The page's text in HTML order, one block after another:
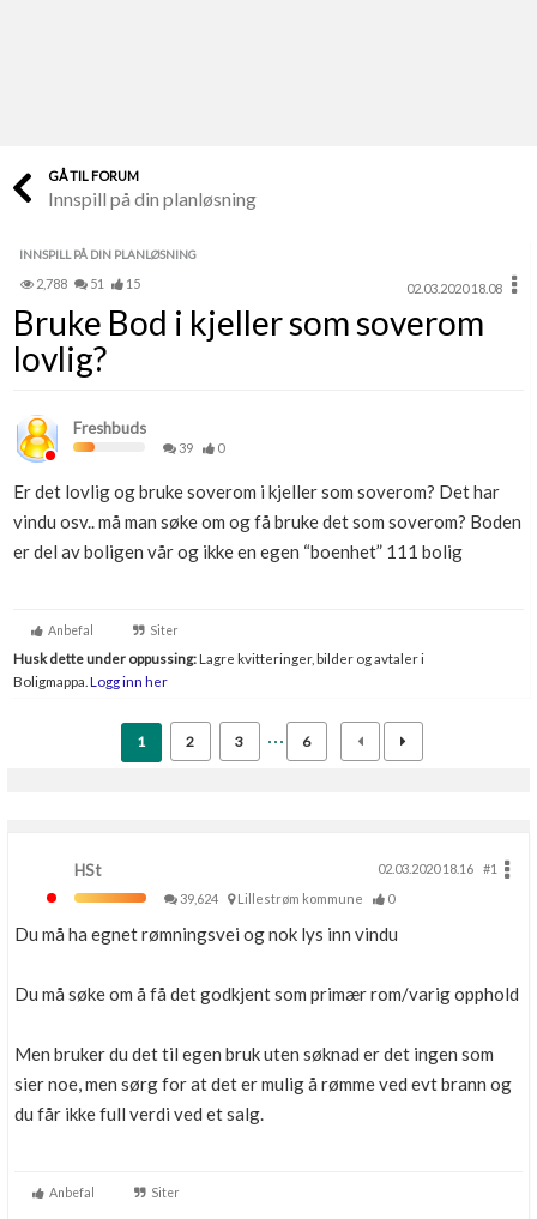
Finn håndverkere
Papirer som mangler
Skaff dokumentasjon som mangler
Kundeservice
Se din bolig? Klikk her
Boligmappa+
GÅ TIL FORUM
Innspill på din planløsning
INNSPILL PÅ DIN PLANLØSNING
2,788 51 15 02.03.2020 18.08
Bruke Bod i kjeller som soverom
lovlig?
Freshbuds
39 0
Er det lovlig og bruke soverom i kjeller som soverom? Det har
vindu osv.. må man søke om og få bruke det som soverom? Boden
er del av boligen vår og ikke en egen “boenhet” 111 bolig
Anbefal Siter
Husk dette under oppussing:Lagre kvitteringer, bilder og avtaler i
Boligmappa. Logg inn her
1 2 3 6
HSt 02.03.2020 18.16
#1
39,624
Lillestrøm kommune 0
Du må ha egnet rømningsvei og nok lys inn vindu
Du må søke om å få det godkjent som primær rom/varig opphold
Men bruker du det til egen bruk uten søknad er det ingen som
sier noe, men sørg for at det er mulig å rømme ved evt brann og
du får ikke full verdi ved et salg.
Anbefal Siter